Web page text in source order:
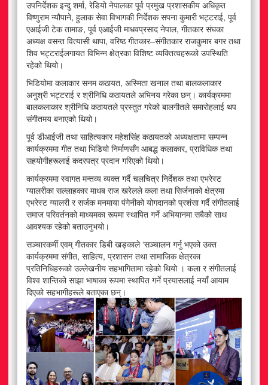
उपनिर्देशक इन्दु शर्मा, रेडियो नेपालका पूर्व प्रमुख प्रशासकीय अधिकृत
विष्णुराम न्यौपाने, हुलाक सेवा विभागकी निर्देशक सपना कुमारी भट्टराई, पूर्व
एआईजी टेक तामाङ, पूर्व एआईजी माधवप्रसाद नेपाल, गीतकार संघका
अध्यक्ष वसन्त वित्यासी थापा, वरिष्ठ गीतकार–संगीतकार राजकुमार बगर तथा
शिव भट्टराईलगायत विभिन्न क्षेत्रका विशिष्ट व्यक्तित्वहरूको उपस्थिति
रहेको थियो।
भिडियोमा कलाकार सनम कठायत, अस्मिता खनाल तथा बालकलाकार
अनुश्री भट्टराई र श्रीनिधि कठायतले अभिनय गरेका छन्। कार्यक्रममा
बालकलाकार श्रीनिधि कठायतले प्रस्तुत गरेको बालगीतले समारोहलाई थप
संगीतमय बनाएको थियो।
पूर्व डीआईजी तथा साहित्यकार महेशसिंह कठायतको अध्यक्षतामा सम्पन्न
कार्यक्रममा गीत तथा भिडियो निर्माणसँग आबद्ध कलाकार, प्राविधिक तथा
सहयोगीहरूलाई कदरपत्र प्रदान गरिएको थियो।
कार्यक्रममा स्वागत मन्तव्य व्यक्त गर्दै चलचित्र निर्देशक तथा एभरेस्ट
ग्यालरीका सल्लाहकार माधब राज खरेलले कला तथा सिर्जनाको क्षेत्रमा
एभरेस्ट ग्यालरी र सर्जक मनमाया पंगेनीको योगदानको प्रशंसा गर्दै संगीतलाई
समाज परिवर्तनको माध्यमका रूपमा स्थापित गर्ने अभियानमा सबैको साथ
आवश्यक रहेको बताउनुभयो।
सञ्चारकर्मी एवम् गीतकार डिबी खड्काले ‘सञ्चालन गर्नु भएको उक्त
कार्यक्रममा संगीत, साहित्य, प्रशासन तथा सामाजिक क्षेत्रका
प्रतिनिधिहरूको उल्लेखनीय सहभागितामा रहेको थियो । कला र संगीतलाई
विश्व शान्तिको साझा भाषाका रूपमा स्थापित गर्ने प्रयासलाई नयाँ आयाम
दिएको सहभागीहरूले बताएका छन्।